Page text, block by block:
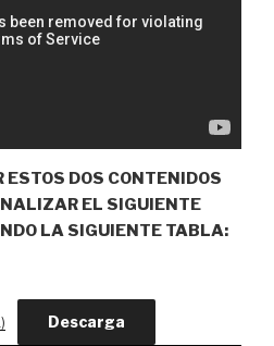
ESTOS DOS CONTENIDOS
EL SIGUIENTE
LA SIGUIENTE TABLA:
Descarga